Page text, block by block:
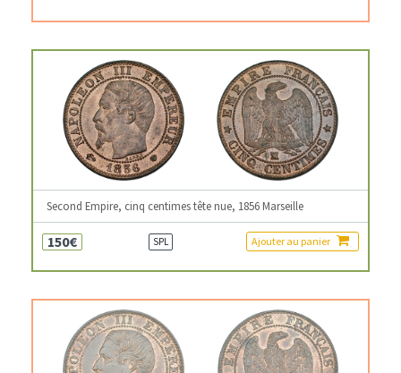
Second Empire, cinq centimes tête nue, 1856 Marseille
150€ SPL Ajouter au panier